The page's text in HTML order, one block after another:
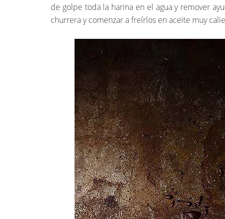
de golpe toda la harina en el agua y remover
churrera y comenzar a freírlos en aceite muy